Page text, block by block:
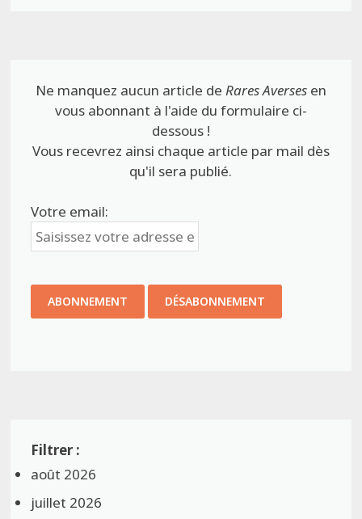
Ne manquez aucun article de Rares Aversesen
vous abonnant à l'aide du formulaire ci-
dessous !
Vous recevrez ainsi chaque article par mail dès
qu'il sera publié.
Votre email:
août 2026
juillet 2026